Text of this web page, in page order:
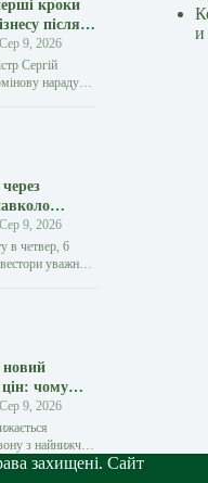
кроки
після
Мінфін
Сер 9, 2026
Сергій
нараду
після серії
та Оману
Сер 9, 2026
в четвер, 6
уважно
новий
цін: чому
перед
Сер 9, 2026
з найнижчим
рівнем
для початку
и
захищені. Сайт